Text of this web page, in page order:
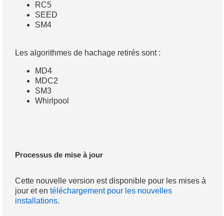
RC5
SEED
SM4
Les algorithmes de hachage retirés sont :
MD4
MDC2
SM3
Whirlpool
Processus de mise à jour
Cette nouvelle version est disponible pour les mises à
jour et entéléchargement pour les nouvelles
installations.